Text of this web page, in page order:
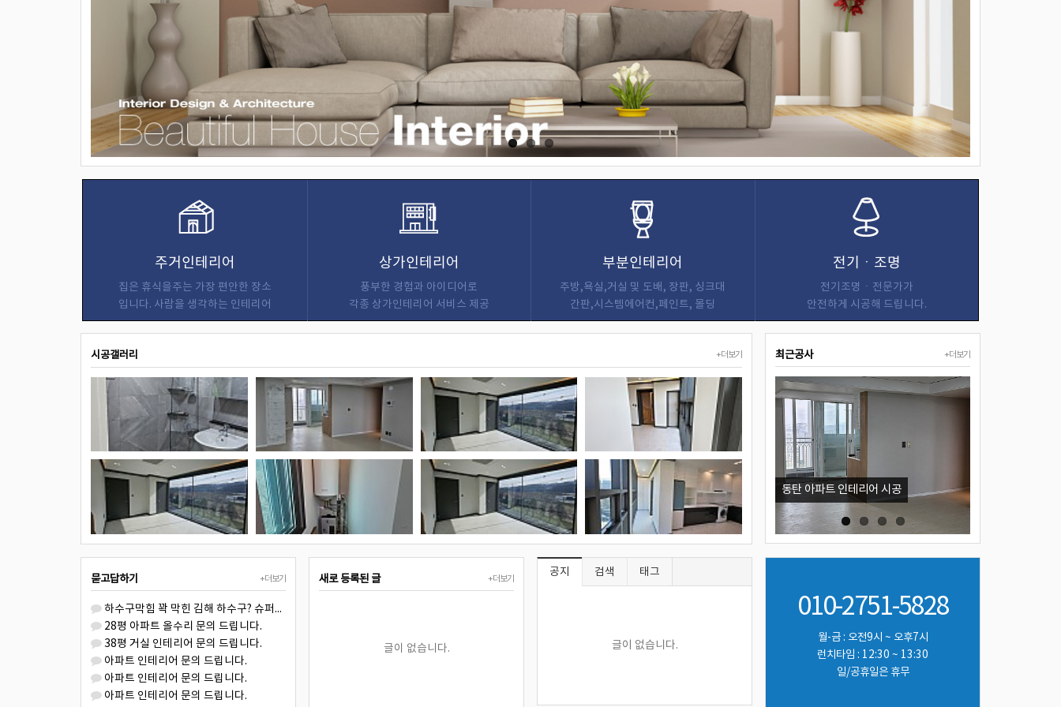
주거인테리어
집은 휴식을주는 가장 편안한 장소
입니다. 사람을 생각하는 인테리어
상가인테리어
풍부한 경험과 아이디어로
각종 상가인테리어 서비스 제공
부분인테리어
주방,욕실,거실 및 도배, 장판, 싱크대
간판,시스템에어컨,페인트, 몰딩
전기ㆍ조명
전기조명ㆍ전문가가
안전하게 시공해 드립니다.
+더보기
시공갤러리 +더보기
최근공사
오산 아파트 인테리어 시공 동탄 아파트 인테리어 시공
+더보기
묻고답하기
하수구막힘 꽉 막힌 김해 하수구? 슈퍼맨이 해결사! ????
28평 아파트 올수리 문의 드립니다.
38평 거실 인테리어 문의 드립니다.
아파트 인테리어 문의 드립니다.
아파트 인테리어 문의 드립니다.
아파트 인테리어 문의 드립니다.
+더보기
새로 등록된 글
글이 없습니다.
공지 검색 태그
글이 없습니다.
010-2751-5828
월-금 : 오전9시 ~ 오후7시
런치타임 : 12:30 ~ 13:30
일/공휴일은 휴무